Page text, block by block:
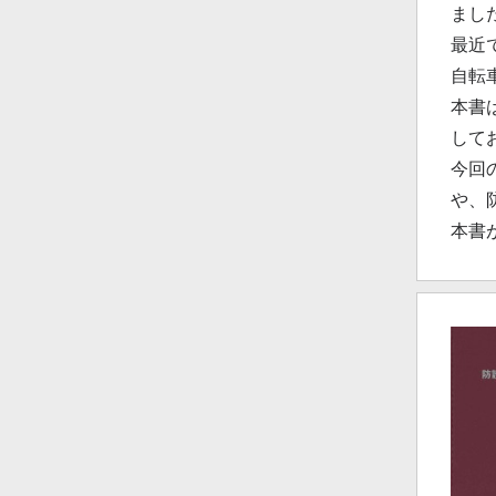
まし
最近
自転
本書
して
今回
や、
本書